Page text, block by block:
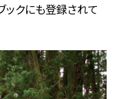
ックにも登録されて